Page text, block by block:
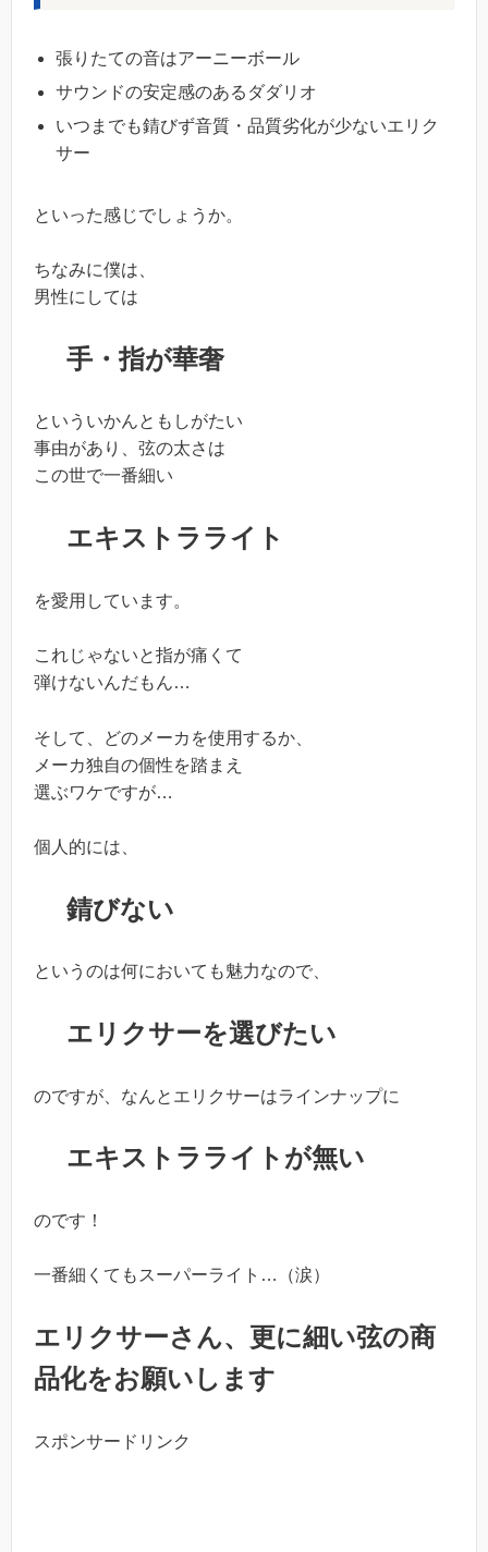
張りたての音はアーニーボール
サウンドの安定感のあるダダリオ
いつまでも錆びず音質・品質劣化が少ないエリク
サー
といった感じでしょうか。
ちなみに僕は、
男性にしては
手・指が華奢
といういかんともしがたい
事由があり、弦の太さは
この世で一番細い
エキストラライト
を愛用しています。
これじゃないと指が痛くて
弾けないんだもん…
そして、どのメーカを使用するか、
メーカ独自の個性を踏まえ
選ぶワケですが…
個人的には、
錆びない
というのは何においても魅力なので、
エリクサーを選びたい
のですが、なんとエリクサーはラインナップに
エキストラライトが無い
のです！
一番細くてもスーパーライト…（涙）
エリクサーさん、更に細い弦の商
品化をお願いします
スポンサードリンク